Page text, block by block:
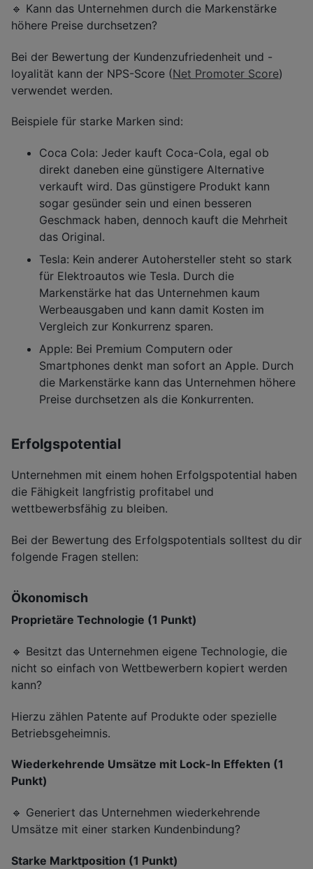
🔹 Kann das Unternehmen durch die Markenstärke
höhere Preise durchsetzen?
Bei der Bewertung der Kundenzufriedenheit und -
loyalität kann der NPS-Score (Net Promoter Score)
verwendet werden.
Beispiele für starke Marken sind:
Coca Cola: Jeder kauft Coca-Cola, egal ob
direkt daneben eine günstigere Alternative
verkauft wird. Das günstigere Produkt kann
sogar gesünder sein und einen besseren
Geschmack haben, dennoch kauft die Mehrheit
das Original.
Tesla: Kein anderer Autohersteller steht so stark
für Elektroautos wie Tesla. Durch die
Markenstärke hat das Unternehmen kaum
Werbeausgaben und kann damit Kosten im
Vergleich zur Konkurrenz sparen.
Apple: Bei Premium Computern oder
Smartphones denkt man sofort an Apple. Durch
die Markenstärke kann das Unternehmen höhere
Preise durchsetzen als die Konkurrenten.
Erfolgspotential
Unternehmen mit einem hohen Erfolgspotential haben
die Fähigkeit langfristig profitabel und
wettbewerbsfähig zu bleiben.
Bei der Bewertung des Erfolgspotentials solltest du dir
folgende Fragen stellen:
Ökonomisch
Proprietäre Technologie (1 Punkt)
🔹 Besitzt das Unternehmen eigene Technologie, die
nicht so einfach von Wettbewerbern kopiert werden
kann?
Hierzu zählen Patente auf Produkte oder spezielle
Betriebsgeheimnis.
Wiederkehrende Umsätze mit Lock-In Effekten (1
Punkt)
🔹 Generiert das Unternehmen wiederkehrende
Umsätze mit einer starken Kundenbindung?
Starke Marktposition (1 Punkt)